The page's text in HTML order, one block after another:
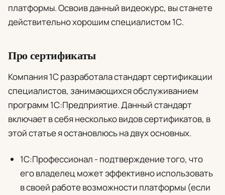
платформы. Освоив данный видеокурс, вы станете
действительно хорошим специалистом 1С.
Про сертификаты
Компания 1С разработала стандарт сертификации
специалистов, занимающихся обслуживанием
программ 1С:Предприятие. Данный стандарт
включает в себя несколько видов сертификатов, в
этой статье я остановлюсь на двух основных.
1С:Профессионал - подтверждение того, что
его владелец может эффективно использовать
в своей работе возможности платформы (если